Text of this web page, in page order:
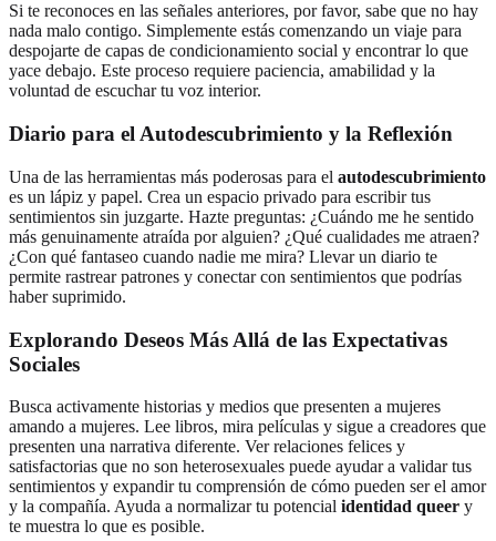
Si te reconoces en las señales anteriores, por favor, sabe que no hay
nada malo contigo. Simplemente estás comenzando un viaje para
despojarte de capas de condicionamiento social y encontrar lo que
yace debajo. Este proceso requiere paciencia, amabilidad y la
voluntad de escuchar tu voz interior.
Diario para el Autodescubrimiento y la Reflexión
Una de las herramientas más poderosas para el autodescubrimiento
es un lápiz y papel. Crea un espacio privado para escribir tus
sentimientos sin juzgarte. Hazte preguntas: ¿Cuándo me he sentido
más genuinamente atraída por alguien? ¿Qué cualidades me atraen?
¿Con qué fantaseo cuando nadie me mira? Llevar un diario te
permite rastrear patrones y conectar con sentimientos que podrías
haber suprimido.
Explorando Deseos Más Allá de las Expectativas
Sociales
Busca activamente historias y medios que presenten a mujeres
amando a mujeres. Lee libros, mira películas y sigue a creadores que
presenten una narrativa diferente. Ver relaciones felices y
satisfactorias que no son heterosexuales puede ayudar a validar tus
sentimientos y expandir tu comprensión de cómo pueden ser el amor
y la compañía. Ayuda a normalizar tu potencial identidad queer y
te muestra lo que es posible.